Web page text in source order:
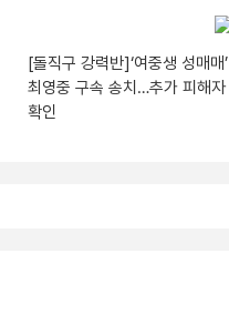
[돌직구 강력반]‘여중생 성매매’
최영중 구속 송치…추가 피해자
확인